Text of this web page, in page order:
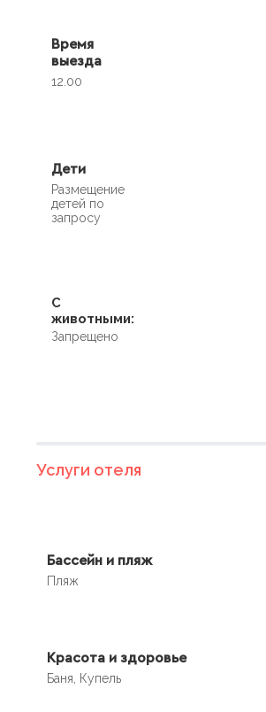
Время
выезда
12.00
Дети
Размещение
детей по
запросу
С
животными:
Запрещено
Услуги отеля
Бассейн и пляж
Пляж
Красота и здоровье
Баня, Купель